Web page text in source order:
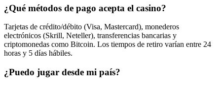
¿Qué métodos de pago acepta el casino?
Tarjetas de crédito/débito (Visa, Mastercard), monederos
electrónicos (Skrill, Neteller), transferencias bancarias y
criptomonedas como Bitcoin. Los tiempos de retiro varían entre 24
horas y 5 días hábiles.
¿Puedo jugar desde mi país?